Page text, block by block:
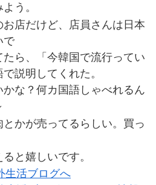
う。
店だけど、店員さんは日本
で
ら、「今韓国で流行ってい
説明してくれた。
な？何カ国語しゃべれるん
かが売ってるらしい。買っ
と嬉しいです。